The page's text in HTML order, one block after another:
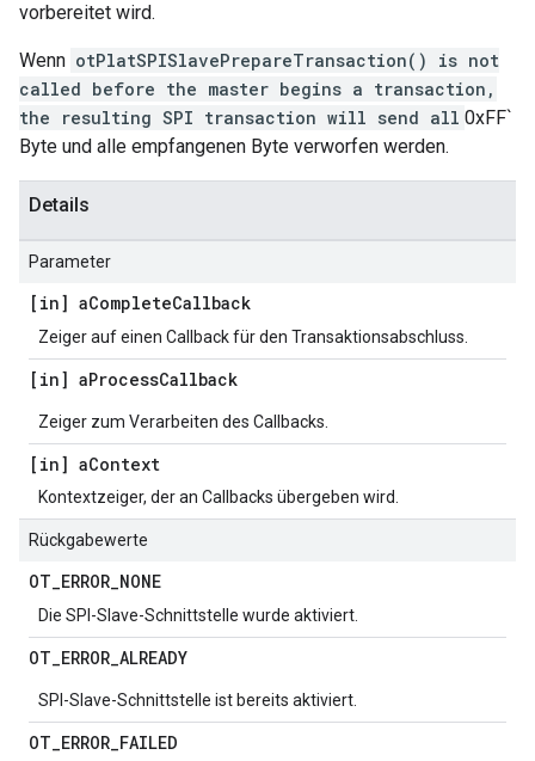
vorbereitet wird.
Wenn otPlatSPISlavePrepareTransaction() is not
called before the master begins a transaction,
the resulting SPI transaction will send all 0xFF`
Byte und alle empfangenen Byte verworfen werden.
Details
Parameter
[in] aCompleteCallback
Zeiger auf einen Callback für den Transaktionsabschluss.
[in] aProcessCallback
Zeiger zum Verarbeiten des Callbacks.
[in] aContext
Kontextzeiger, der an Callbacks übergeben wird.
Rückgabewerte
OT_ERROR_NONE
Die SPI-Slave-Schnittstelle wurde aktiviert.
OT_ERROR_ALREADY
SPI-Slave-Schnittstelle ist bereits aktiviert.
OT_ERROR_FAILED